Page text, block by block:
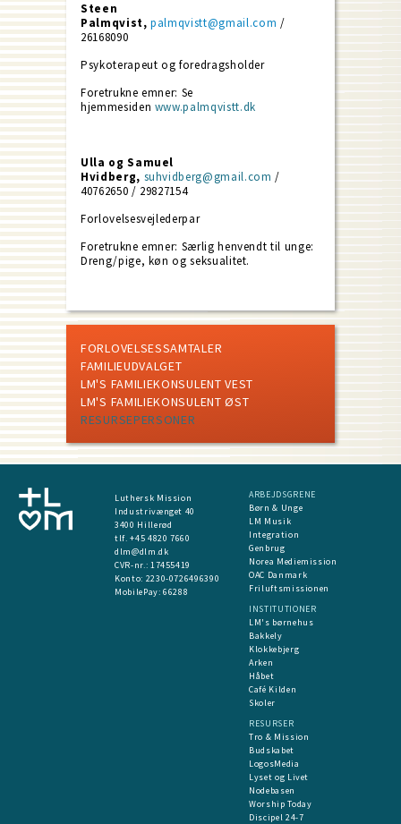
Steen
Palmqvist,palmqvistt@gmail.com /
26168090
Psykoterapeut og foredragsholder
Foretrukne emner: Se
hjemmesiden www.palmqvistt.dk
Ulla og Samuel
Hvidberg, suhvidberg@gmail.com /
40762650 / 29827154
Forlovelsesvejlederpar
Foretrukne emner: Særlig henvendt til unge:
Dreng/pige, køn og seksualitet.
FORLOVELSESSAMTALER
FAMILIEUDVALGET
LM'S FAMILIEKONSULENT VEST
LM'S FAMILIEKONSULENT ØST
RESURSEPERSONER
Luthersk Mission
Industrivænget 40
3400 Hillerød
tlf. +45 4820 7660
dlm@dlm.dk
CVR-nr.: 17455419
​Konto: 2230-0726496390
MobilePay:66288
ARBEJDSGRENE
Børn & Unge
LM Musik
Integration
Genbrug
Norea Mediemission
OAC Danmark
Friluftsmissionen
INSTITUTIONER
LM's børnehus
Bakkely
Klokkebjerg
Arken
Håbet
Café Kilden
Skoler
RESURSER
Tro & Mission
Budskabet
LogosMedia
Lyset og Livet
Nodebasen
Worship Today
Discipel 24-7